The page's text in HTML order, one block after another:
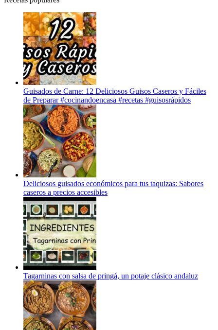
Guisados de Carne: 12 Deliciosos Guisos Caseros y Fáciles
de Preparar #cocinandoencasa #recetas #guisosrápidos
Deliciosos guisados económicos para tus taquizas: Sabores
caseros a precios accesibles
Tagarninas con salsa de pringá, un potaje clásico andaluz